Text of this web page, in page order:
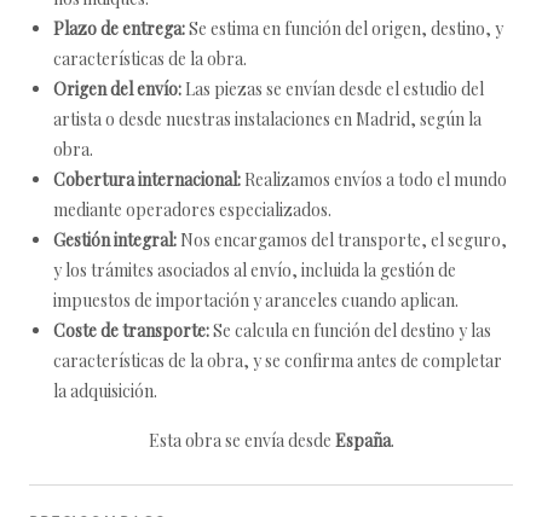
Plazo de entrega:Se estima en función del origen, destino, y
características de la obra.
Origen del envío: Las piezas se envían desde el estudio del
artista o desde nuestras instalaciones en Madrid, según la
obra.
Cobertura internacional: Realizamos envíos a todo el mundo
mediante operadores especializados.
Gestión integral: Nos encargamos del transporte, el seguro,
y los trámites asociados al envío, incluida la gestión de
impuestos de importación y aranceles cuando aplican.
Coste de transporte:Se calcula en función del destino y las
características de la obra, y se confirma antes de completar
la adquisición.
Esta obra se envía desde España.